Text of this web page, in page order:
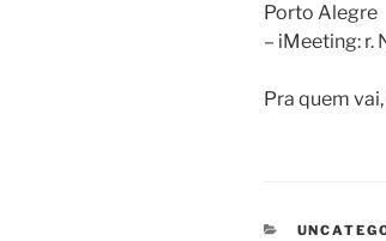
Porto Alegre
– iMeeting: r.
Pra quem